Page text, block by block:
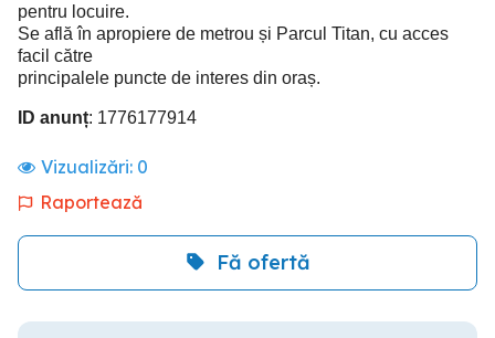
pentru locuire.
Se află în apropiere de metrou și Parcul Titan, cu acces
facil către
principalele puncte de interes din oraș.
ID anunț: 1776177914
Vizualizări: 0
Raportează
Fă ofertă